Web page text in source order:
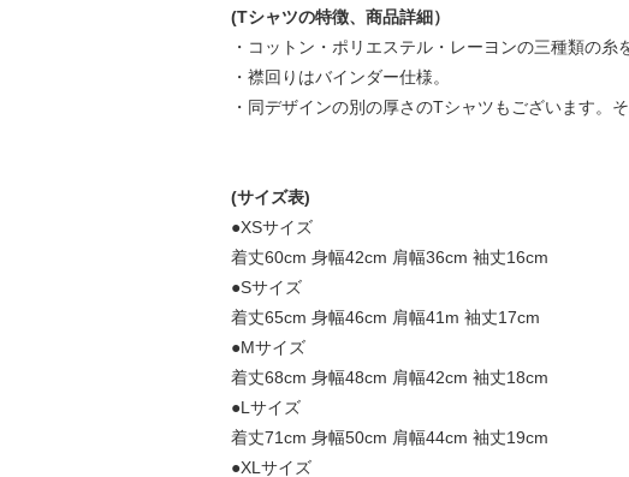
(Tシャツの特徴、商品詳細）
・コットン・ポリエステル・レーヨンの三種類の
・襟回りはバインダー仕様。
・同デザインの別の厚さのTシャツもございます。
(サイズ表)
●XSサイズ
着丈60cm 身幅42cm 肩幅36cm 袖丈16cm
●Sサイズ
着丈65cm 身幅46cm 肩幅41m 袖丈17cm
●Mサイズ
着丈68cm 身幅48cm 肩幅42cm 袖丈18cm
●Lサイズ
着丈71cm 身幅50cm 肩幅44cm 袖丈19cm
●XLサイズ